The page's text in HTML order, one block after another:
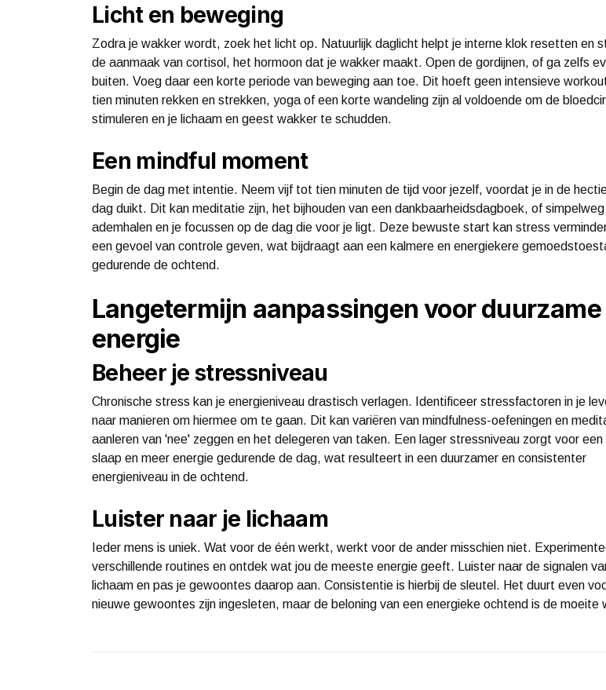
Licht en beweging
Zodra je wakker wordt, zoek het licht op. Natuurlijk daglicht helpt je interne klok resetten en
de aanmaak van cortisol, het hormoon dat je wakker maakt. Open de gordijnen, of ga zelfs
buiten. Voeg daar een korte periode van beweging aan toe. Dit hoeft geen intensieve
tien minuten rekken en strekken, yoga of een korte wandeling zijn al voldoende om de
stimuleren en je lichaam en geest wakker te schudden.
Een mindful moment
Begin de dag met intentie. Neem vijf tot tien minuten de tijd voor jezelf, voordat je in de
dag duikt. Dit kan meditatie zijn, het bijhouden van een dankbaarheidsdagboek, of
ademhalen en je focussen op de dag die voor je ligt. Deze bewuste start kan stress
een gevoel van controle geven, wat bijdraagt aan een kalmere en energiekere
gedurende de ochtend.
Langetermijn aanpassingen voor duurzame
energie
Beheer je stressniveau
Chronische stress kan je energieniveau drastisch verlagen. Identificeer stressfactoren in je
naar manieren om hiermee om te gaan. Dit kan variëren van mindfulness-oefeningen en
aanleren van 'nee' zeggen en het delegeren van taken. Een lager stressniveau zorgt voor
slaap en meer energie gedurende de dag, wat resulteert in een duurzamer en consistenter
energieniveau in de ochtend.
Luister naar je lichaam
Ieder mens is uniek. Wat voor de één werkt, werkt voor de ander misschien niet.
verschillende routines en ontdek wat jou de meeste energie geeft. Luister naar de signalen
lichaam en pas je gewoontes daarop aan. Consistentie is hierbij de sleutel. Het duurt even
nieuwe gewoontes zijn ingesleten, maar de beloning van een energieke ochtend is de moeite